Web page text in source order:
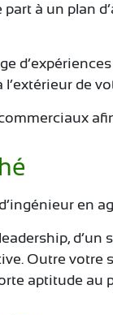
part à un plan
de
en
Outre votre
aptitude au